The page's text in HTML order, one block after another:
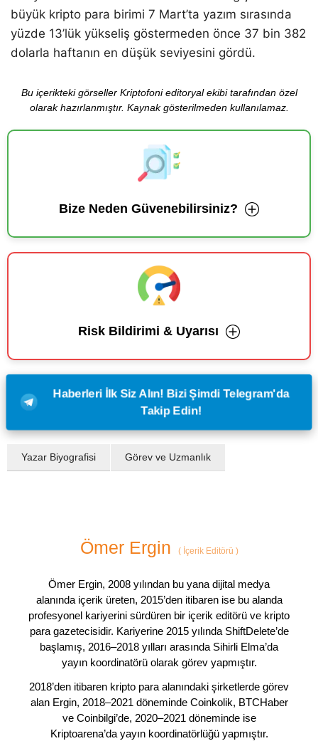
büyük kripto para birimi 7 Mart’ta yazım sırasında
yüzde 13’lük yükseliş göstermeden önce 37 bin 382
dolarla haftanın en düşük seviyesini gördü.
Bu içerikteki görseller Kriptofoni editoryal ekibi tarafından özel
olarak hazırlanmıştır. Kaynak gösterilmeden kullanılamaz.
Bize Neden Güvenebilirsiniz?
Risk Bildirimi & Uyarısı
Haberleri İlk Siz Alın! Bizi Şimdi Telegram'da
Takip Edin!
Yazar Biyografisi Görev ve Uzmanlık
Ömer Ergin (İçerik Editörü )
Ömer Ergin, 2008 yılından bu yana dijital medya
alanında içerik üreten, 2015’den itibaren ise bu alanda
profesyonel kariyerini sürdüren bir içerik editörü ve kripto
para gazetecisidir. Kariyerine 2015 yılında ShiftDelete’de
başlamış, 2016–2018 yılları arasında Sihirli Elma’da
yayın koordinatörü olarak görev yapmıştır.
2018’den itibaren kripto para alanındaki şirketlerde görev
alan Ergin, 2018–2021 döneminde Coinkolik, BTCHaber
ve Coinbilgi’de, 2020–2021 döneminde ise
Kriptoarena’da yayın koordinatörlüğü yapmıştır.